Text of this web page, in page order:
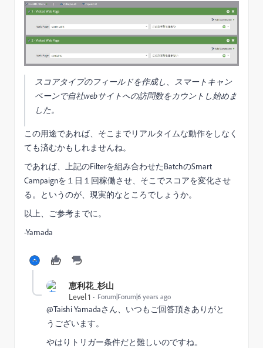
スコアタイプのフィールドを作成し、スマートキャン
ペーンで自社webサイトへの訪問数をカウントし始めま
した。
この用途であれば、そこまでリアルタイムな動作をしなく
ても済むかもしれませんね。
であれば、上記のFilterを組み合わせたBatchのSmart
Campaignを１日１回稼働させ、そこでスコアを変化させ
る。というのが、現実的なところでしょうか。
以上、ご参考までに。
-Yamada
恵利花_杉山
Level 1
Forum|Forum|6 years ago
@Taishi Yamada‌さん、いつもご回答頂きありがと
うございます。
やはりトリガー条件だと難しいのですね。